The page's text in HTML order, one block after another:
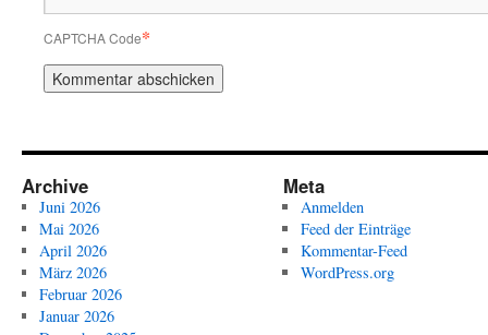
CAPTCHA Code*
Archive
Juni 2026
Mai 2026
April 2026
März 2026
Februar 2026
Januar 2026
Meta
Anmelden
Feed der Einträge
Kommentar-Feed
WordPress.org